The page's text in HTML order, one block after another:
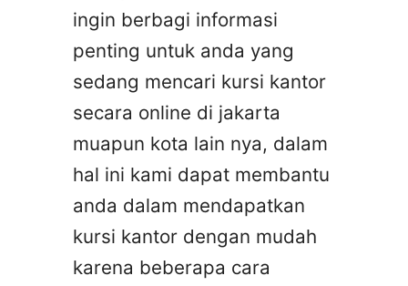
ingin berbagi informasi
penting untuk anda yang
sedang mencari kursi kantor
secara online di jakarta
muapun kota lain nya, dalam
hal ini kami dapat membantu
anda dalam mendapatkan
kursi kantor dengan mudah
karena beberapa cara